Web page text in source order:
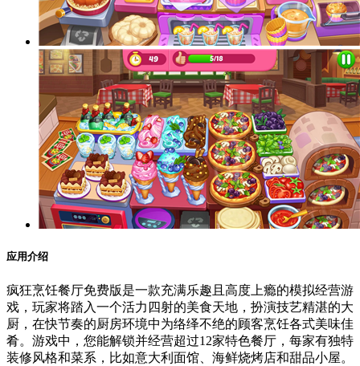
应用介绍
疯狂烹饪餐厅免费版是一款充满乐趣且高度上瘾的模拟经营游
戏，玩家将踏入一个活力四射的美食天地，扮演技艺精湛的大
厨，在快节奏的厨房环境中为络绎不绝的顾客烹饪各式美味佳
肴。游戏中，您能解锁并经营超过12家特色餐厅，每家有独特
装修风格和菜系，比如意大利面馆、海鲜烧烤店和甜品小屋。